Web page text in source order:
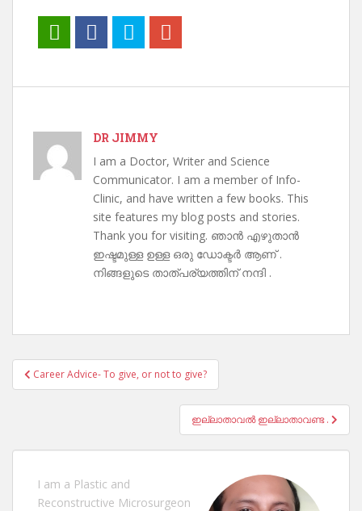
DR JIMMY
I am a Doctor, Writer and Science
Communicator. I am a member of Info-
Clinic, and have written a few books. This
site features my blog posts and stories.
Thank you for visiting. ഞാൻ എഴുതാൻ
ഇഷ്ടമുള്ള ഉള്ള ഒരു ഡോക്ടർ ആണ് .
നിങ്ങളുടെ താത്പര്യത്തിന് നന്ദി .
Post
navigation
Career Advice- To give, or not to give?
ഇല്ലാതാവൽ ഇല്ലാതാവണ്ട .
I am a Plastic and
Reconstructive Microsurgeon